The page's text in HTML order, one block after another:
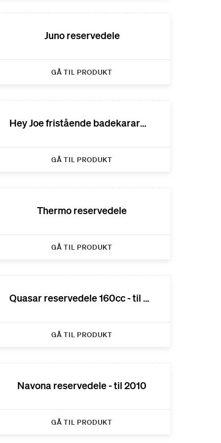
Juno reservedele
GÅ TIL PRODUKT
GÅ TIL PRODUKT
Thermo reservedele
GÅ TIL PRODUKT
GÅ TIL PRODUKT
Navona reservedele - til 2010
GÅ TIL PRODUKT